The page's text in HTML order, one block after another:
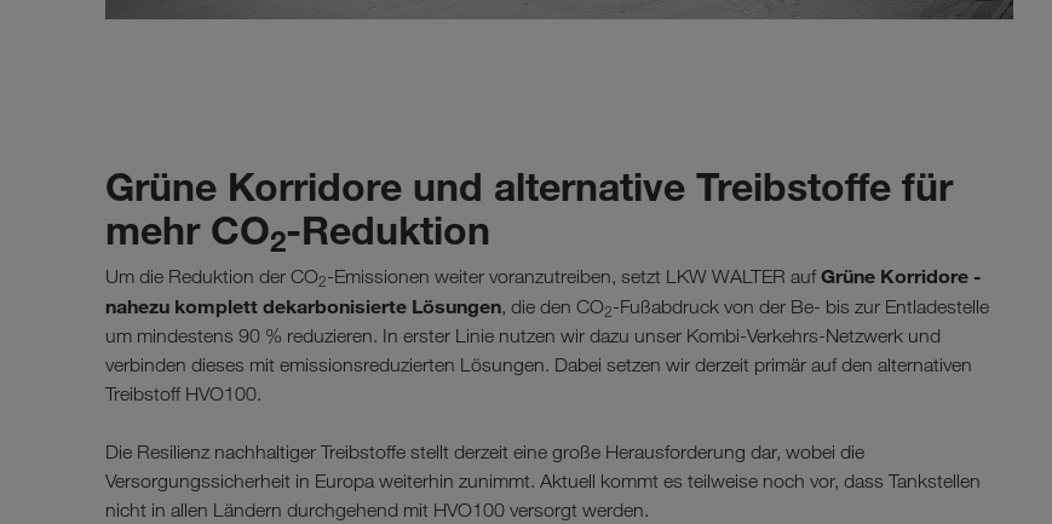
Grüne Korridore und alternative Treibstoffe für
mehr CO2-Reduktion
Um die Reduktion der CO2-Emissionen weiter voranzutreiben, setzt LKW WALTER aufGrüne Korridore -
nahezu komplett dekarbonisierte Lösungen, die den CO2-Fußabdruck von der Be- bis zur Entladestelle
um mindestens 90 % reduzieren. In erster Linie nutzen wir dazu unser Kombi-Verkehrs-Netzwerk und
verbinden dieses mit emissionsreduzierten Lösungen. Dabei setzen wir derzeit primär auf den alternativen
Treibstoff HVO100.
Die Resilienz nachhaltiger Treibstoffe stellt derzeit eine große Herausforderung dar, wobei die
Versorgungssicherheit in Europa weiterhin zunimmt. Aktuell kommt es teilweise noch vor, dass Tankstellen
nicht in allen Ländern durchgehend mit HVO100 versorgt werden.